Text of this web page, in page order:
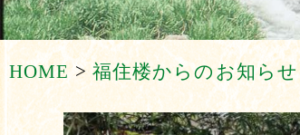
HOME> 福住楼からのお知らせ